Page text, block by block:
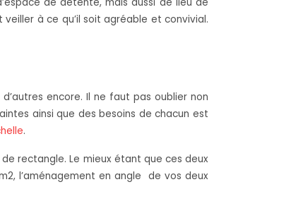
à ce qu’il soit agréable et convivial.
encore. Il ne faut pas oublier non
ainsi que des besoins de chacun est
.
rectangle. Le mieux étant que ces deux
l’aménagement en angle de vos deux